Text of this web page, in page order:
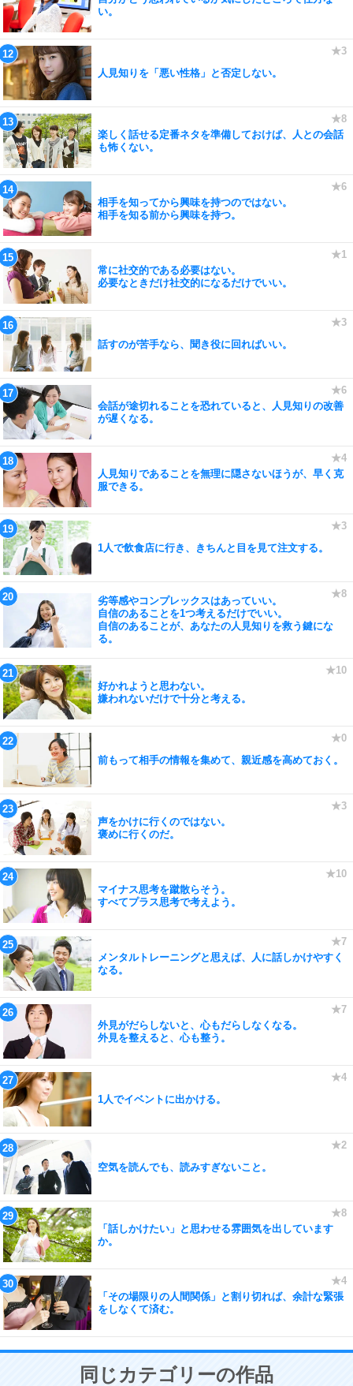
い。
人見知りを「悪い性格」と否定しない。
楽しく話せる定番ネタを準備しておけば、人との会話
も怖くない。
相手を知ってから興味を持つのではない。
相手を知る前から興味を持つ。
常に社交的である必要はない。
必要なときだけ社交的になるだけでいい。
話すのが苦手なら、聞き役に回ればいい。
会話が途切れることを恐れていると、人見知りの改善
が遅くなる。
人見知りであることを無理に隠さないほうが、早く克
服できる。
1人で飲食店に行き、きちんと目を見て注文する。
劣等感やコンプレックスはあっていい。
自信のあることを1つ考えるだけでいい。
自信のあることが、あなたの人見知りを救う鍵にな
る。
好かれようと思わない。
嫌われないだけで十分と考える。
前もって相手の情報を集めて、親近感を高めておく。
声をかけに行くのではない。
褒めに行くのだ。
マイナス思考を蹴散らそう。
すべてプラス思考で考えよう。
メンタルトレーニングと思えば、人に話しかけやすく
なる。
外見がだらしないと、心もだらしなくなる。
外見を整えると、心も整う。
1人でイベントに出かける。
空気を読んでも、読みすぎないこと。
「話しかけたい」と思わせる雰囲気を出しています
か。
「その場限りの人間関係」と割り切れば、余計な緊張
をしなくて済む。
同じカテゴリーの作品